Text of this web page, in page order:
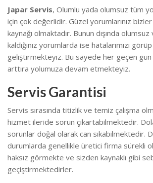
Japar Servis, Olumlu yada olumsuz tüm
için çok değerlidir. Güzel yorumlarınız
kaynağı olmaktadır. Bunun dışında
kaldığınız yorumlarda ise hatalarımızı
geliştirmekteyiz. Bu sayede her geçen
arttıra yolumuza devam etmekteyiz.
Servis Garantisi
Servis sırasında titizlik ve temiz çalışma
hizmet ileride sorun çıkartabilmektedir.
sorunlar doğal olarak can sıkabilmektedir.
durumlarda genellikle üretici firma sürekli
haksız görmekte ve sizden kaynaklı gibi
geçiştirmektedirler.